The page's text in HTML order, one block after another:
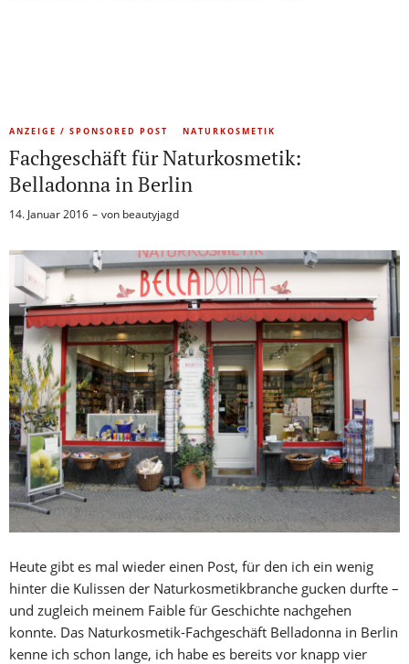
ANZEIGE / SPONSORED POST NATURKOSMETIK
Fachgeschäft für Naturkosmetik:
Belladonna in Berlin
14. Januar 2016 von beautyjagd
Heute gibt es mal wieder einen Post, für den ich ein wenig
hinter die Kulissen der Naturkosmetikbranche gucken durfte –
und zugleich meinem Faible für Geschichte nachgehen
konnte. Das Naturkosmetik-Fachgeschäft Belladonna in Berlin
kenne ich schon lange, ich habe es bereits vor knapp vier